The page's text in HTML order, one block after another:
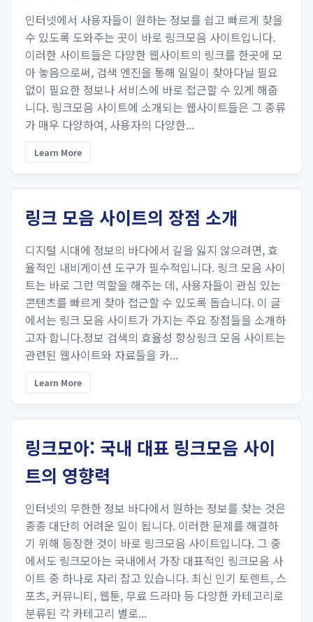
인터넷에서 사용자들이 원하는 정보를 쉽고 빠르게 찾을
수 있도록 도와주는 곳이 바로 링크모음 사이트입니다.
이러한 사이트들은 다양한 웹사이트의 링크를 한곳에 모
아 놓음으로써, 검색 엔진을 통해 일일이 찾아다닐 필요
없이 필요한 정보나 서비스에 바로 접근할 수 있게 해줍
니다. 링크모음 사이트에 소개되는 웹사이트들은 그 종류
가 매우 다양하여, 사용자의 다양한...
Learn More
링크 모음 사이트의 장점 소개
디지털 시대에 정보의 바다에서 길을 잃지 않으려면, 효
율적인 내비게이션 도구가 필수적입니다. 링크 모음 사이
트는 바로 그런 역할을 해주는 데, 사용자들이 관심 있는
콘텐츠를 빠르게 찾아 접근할 수 있도록 돕습니다. 이 글
에서는 링크 모음 사이트가 가지는 주요 장점들을 소개하
고자 합니다.정보 검색의 효율성 향상링크 모음 사이트는
관련된 웹사이트와 자료들을 카...
Learn More
링크모아: 국내 대표 링크모음 사이
트의 영향력
인터넷의 무한한 정보 바다에서 원하는 정보를 찾는 것은
종종 대단히 어려운 일이 됩니다. 이러한 문제를 해결하
기 위해 등장한 것이 바로 링크모음 사이트입니다. 그 중
에서도 링크모아는 국내에서 가장 대표적인 링크모음 사
이트 중 하나로 자리 잡고 있습니다. 최신 인기 토렌트, 스
포츠, 커뮤니티, 웹툰, 무료 드라마 등 다양한 카테고리로
분류된 각 카테고리 별로...